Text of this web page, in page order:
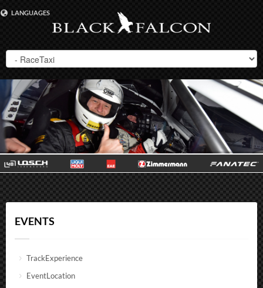
LANGUAGES
EVENTS
TrackExperience
EventLocation